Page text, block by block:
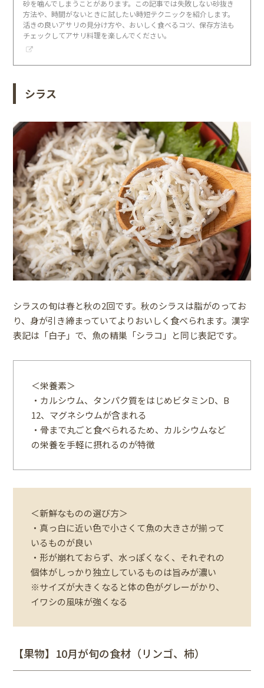
砂を噛んでしまうことがあります。この記事では失敗しない砂抜き
方法や、時間がないときに試したい時短テクニックを紹介します。
活きの良いアサリの見分け方や、おいしく食べるコツ、保存方法も
チェックしてアサリ料理を楽しんでください。
シラス
シラスの旬は春と秋の2回です。秋のシラスは脂がのってお
り、身が引き締まっていてよりおいしく食べられます。漢字
表記は「白子」で、魚の精巣「シラコ」と同じ表記です。
＜栄養素＞
・カルシウム、タンパク質をはじめビタミンD、B
12、マグネシウムが含まれる
・骨まで丸ごと食べられるため、カルシウムなど
の栄養を手軽に摂れるのが特徴
＜新鮮なものの選び方＞
・真っ白に近い色で小さくて魚の大きさが揃って
いるものが良い
・形が崩れておらず、水っぽくなく、それぞれの
個体がしっかり独立しているものは旨みが濃い
※サイズが大きくなると体の色がグレーがかり、
イワシの風味が強くなる
【果物】10月が旬の食材（リンゴ、柿）